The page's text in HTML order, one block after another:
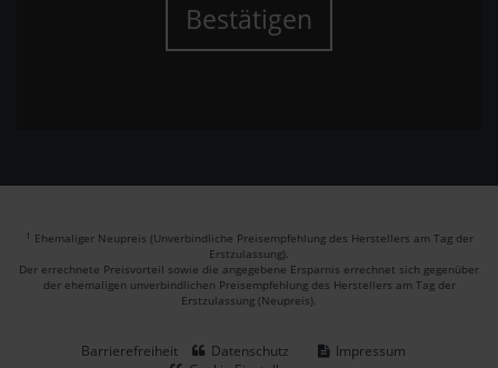
Bestätigen
1 Ehemaliger Neupreis (Unverbindliche Preisempfehlung des Herstellers am Tag der
Erstzulassung).
Der errechnete Preisvorteil sowie die angegebene Ersparnis errechnet sich gegenüber
der ehemaligen unverbindlichen Preisempfehlung des Herstellers am Tag der
Erstzulassung (Neupreis).
Barrierefreiheit Datenschutz
Impressum